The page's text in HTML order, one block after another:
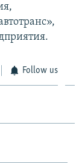
Follow us